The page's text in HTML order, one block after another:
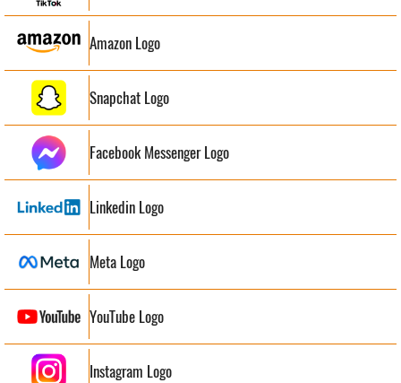
Amazon Logo
Snapchat Logo
Facebook Messenger Logo
Linkedin Logo
Meta Logo
YouTube Logo
Instagram Logo